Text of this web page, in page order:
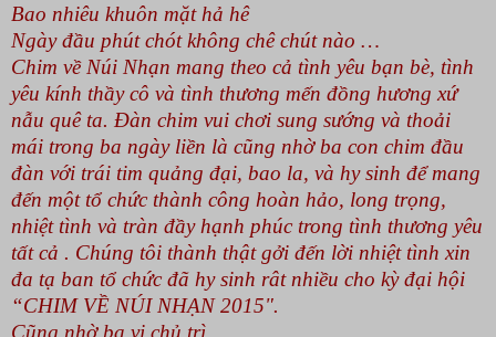
Bao nhiêu khuôn mặt hả hê
Ngày đầu phút chót không chê chút nào …
Chim về Núi Nhạn mang theo cả tình yêu bạn bè, tình
yêu kính thầy cô và tình thương mến đồng hương xứ
nẫu quê ta. Đàn chim vui chơi sung sướng và thoải
mái trong ba ngày liền là cũng nhờ ba con chim đầu
đàn với trái tim quảng đại, bao la, và hy sinh để mang
đến một tổ chức thành công hoàn hảo, long trọng,
nhiệt tình và tràn đầy hạnh phúc trong tình thương yêu
tất cả . Chúng tôi thành thật gởi đến lời nhiệt tình xin
đa tạ ban tổ chức đã hy sinh rât nhiều cho kỳ đại hội
“CHIM VỀ NÚI NHẠN 2015".
Cũng nhờ ba vị chủ trì